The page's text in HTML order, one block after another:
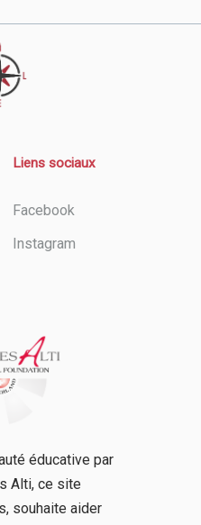
Liens sociaux
Facebook
Instagram
éducative par
Alti, ce site
souhaite aider